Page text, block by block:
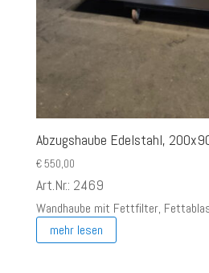
Abzugshaube Edelstahl,
€550,00
Art.Nr.: 2469
Wandhaube mit Fettfilter,
mehr lesen